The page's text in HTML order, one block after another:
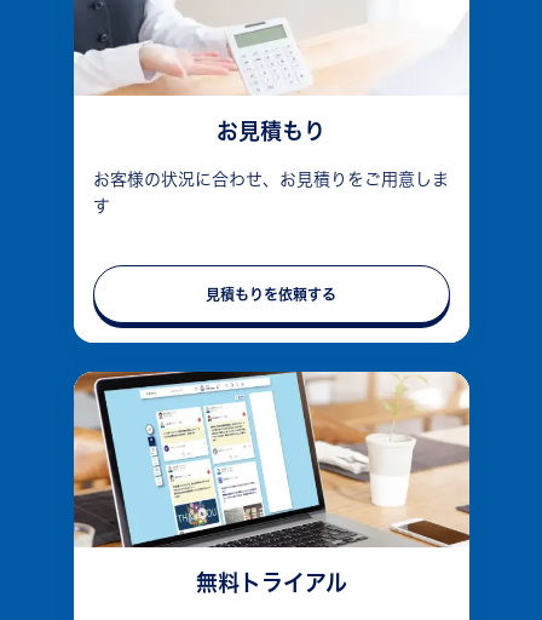
お見積もり
お客様の状況に合わせ、お見積りをご用意しま
す
見積もりを依頼する
無料トライアル